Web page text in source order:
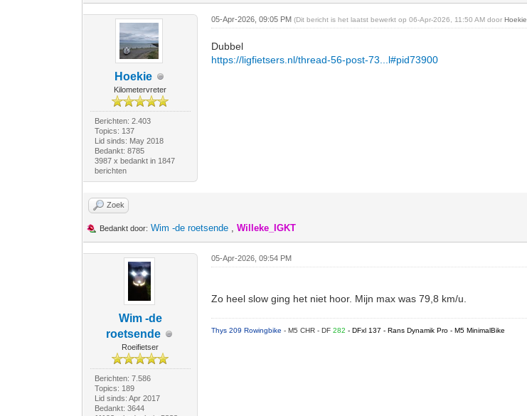
Hoekie
Kilometervreter
Berichten: 2.403
Topics: 137
Lid sinds: May 2018
Bedankt: 8785
3987 x bedankt in 1847
berichten
05-Apr-2026, 09:05 PM(Dit bericht is het laatst bewerkt op 06-Apr-2026, 11:50 AM doorHoekie
Dubbel
https://ligfietsers.nl/thread-56-post-73...l#pid73900
Zoek
Bedankt door: Wim -de roetsende ,Willeke_IGKT
Wim -de
roetsende
Roeifietser
Berichten: 7.586
Topics: 189
Lid sinds: Apr 2017
Bedankt: 3644
05-Apr-2026, 09:54 PM
Zo heel slow ging het niet hoor. Mijn max was 79,8 km/u.
Thys 209 Rowingbike- M5 CHR - DF282- DFxl 137 - Rans Dynamik Pro - M5 MinimalBike